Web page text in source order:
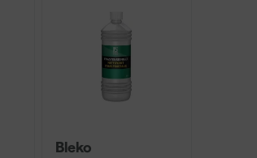
Bleko